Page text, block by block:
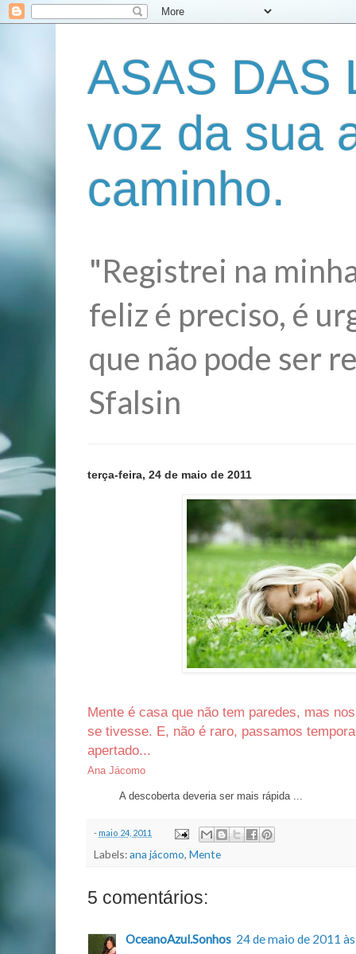
ASAS DAS
voz da sua
caminho.
"Registrei na
feliz é preciso, é
que não pode ser
Sfalsin
terça-feira, 24 de maio de 2011
Mente é casa que não tem paredes, mas
se tivesse. E, não é raro, passamos
apertado...
Ana Jácomo
A descoberta deveria ser mais rápida ...
- maio 24, 2011
Labels:ana jácomo, Mente
5 comentários:
OceanoAzul.Sonhos 24 de maio de 2011